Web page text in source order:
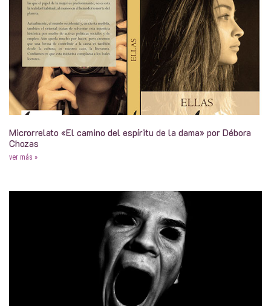
Microrrelato «El camino del espíritu de la dama» por Débora
Chozas
ver más »